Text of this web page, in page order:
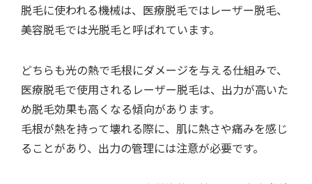
脱毛に使われる機械は、医療脱毛ではレーザー脱毛、
美容脱毛では光脱毛と呼ばれています。
どちらも光の熱で毛根にダメージを与える仕組みで、
医療脱毛で使用されるレーザー脱毛は、出力が高いた
め脱毛効果も高くなる傾向があります。
毛根が熱を持って壊れる際に、肌に熱さや痛みを感じ
ることがあり、出力の管理には注意が必要です。